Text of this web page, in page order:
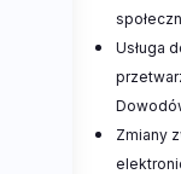
Usługa
Zmiany